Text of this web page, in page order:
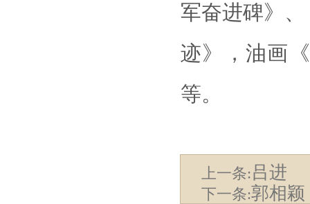
军奋进碑》
迹》，油画
等。
上一条:吕进
下一条:郭相颖